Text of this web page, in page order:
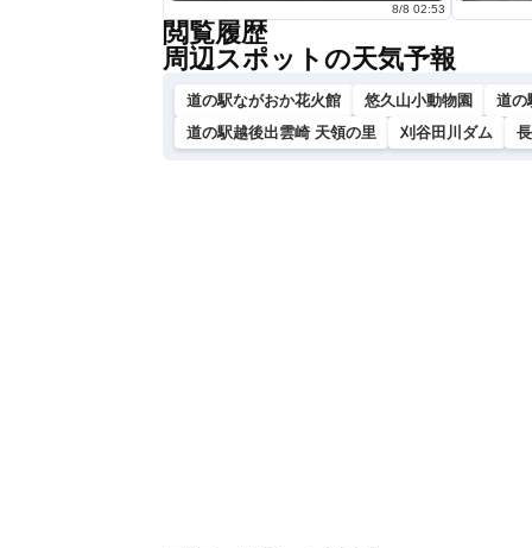
8/8 02:53
閲覧履歴
周辺スポットの天気予報
道の駅ながおか花火館 悠久山小動物園
道の
道の駅越後出雲崎 天領の里
刈谷田川ダム